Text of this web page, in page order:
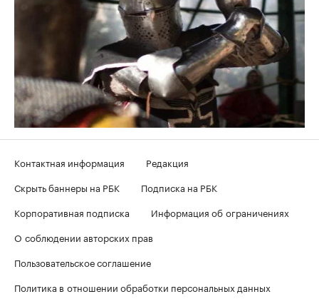
Контактная информация
Редакция
Скрыть баннеры на РБК
Подписка на РБК
Корпоративная подписка
Информация об ограничениях
О соблюдении авторских прав
Пользовательское соглашение
Политика в отношении обработки персональных данных